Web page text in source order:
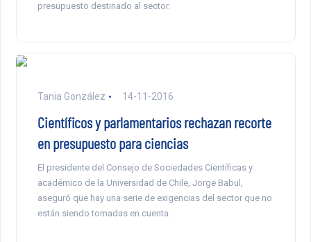
presupuesto destinado al sector.
Tania González 14-11-2016
Científicos y parlamentarios rechazan recorte
en presupuesto para ciencias
El presidente del Consejo de Sociedades Científicas y
académico de la Universidad de Chile, Jorge Babul,
aseguró que hay una serie de exigencias del sector que no
están siendo tomadas en cuenta.